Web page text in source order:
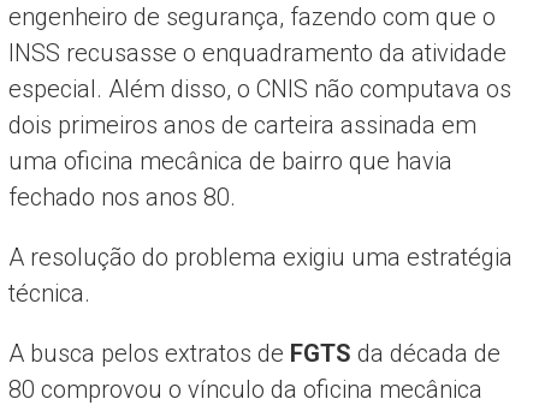
engenheiro de segurança, fazendo com que o
INSS recusasse o enquadramento da atividade
especial. Além disso, o CNIS não computava os
dois primeiros anos de carteira assinada em
uma oficina mecânica de bairro que havia
fechado nos anos 80.
A resolução do problema exigiu uma estratégia
técnica.
A busca pelos extratos de FGTS da década de
80 comprovou o vínculo da oficina mecânica